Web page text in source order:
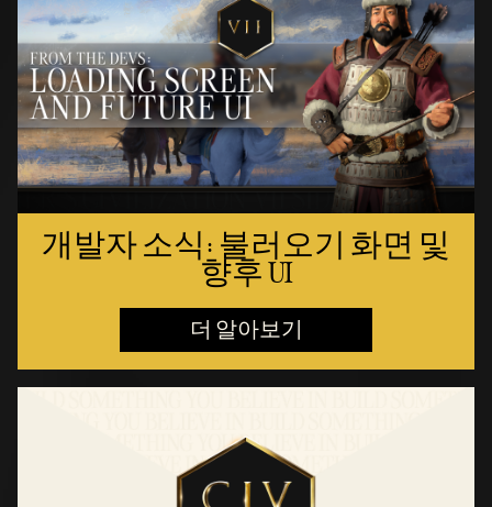
개발자 소식: 불러오기 화면 및
향후 UI
더 알아보기